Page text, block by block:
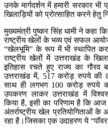
उनके मार्गदर्शन में हमारी सरकार
खिलाड़ियों को प्रोत्साहित करने हेतु
मुख्यमंत्री पुष्कर सिंह धामी ने कहा
राष्ट्रीय खेलों के भव्य एवं सफल
“खेलभूमि” के रूप में भी स्थापित
राष्ट्रीय खेलों में उत्तराखंड के
इतिहास रचते हुए राज्य का गौरव
उत्तराखंड में, 517 करोड़ रुपये की
साथ ही लगभग 100 करोड़ रुपये
उपकरण लाकर उत्तराखंड में
किया है, इसी का परिणाम है कि आज
अंतर्राष्ट्रीय खेल प्रतियोगिताओं
रहा है।जिसका एक उदाहरण ये “पॉवर